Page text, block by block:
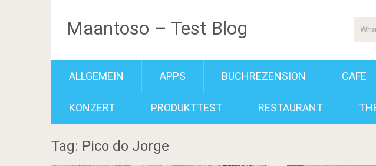
Maantoso – Test Blog
ALLGEMEIN APPS BUCHREZENSION CAFE
KONZERT PRODUKTTEST RESTAURANT
Tag: Pico do Jorge